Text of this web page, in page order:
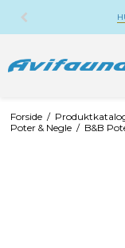
Forside /
Poter & Negle / B&B